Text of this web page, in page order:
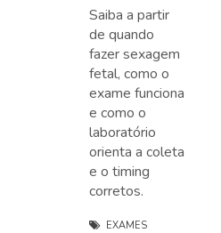
Saiba a partir
de quando
fazer sexagem
fetal, como o
exame funciona
e como o
laboratório
orienta a coleta
e o timing
corretos.
EXAMES